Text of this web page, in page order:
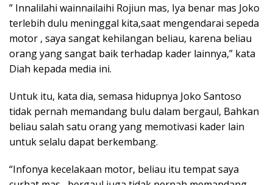
” Innalilahi wainnailaihi Rojiun mas, Iya benar mas Joko
terlebih dulu meninggal kita,saat mengendarai sepeda
motor , saya sangat kehilangan beliau, karena beliau
orang yang sangat baik terhadap kader lainnya,” kata
Diah kepada media ini.
Untuk itu, kata dia, semasa hidupnya Joko Santoso
tidak pernah memandang bulu dalam bergaul, Bahkan
beliau salah satu orang yang memotivasi kader lain
untuk selalu dapat berkembang.
“Infonya kecelakaan motor, beliau itu tempat saya